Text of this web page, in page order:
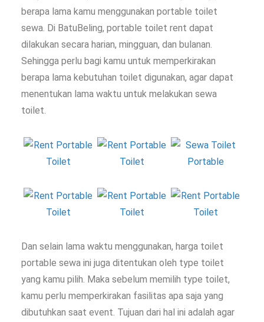
berapa lama kamu menggunakan portable toilet
sewa. Di BatuBeling, portable toilet rent dapat
dilakukan secara harian, mingguan, dan bulanan.
Sehingga perlu bagi kamu untuk memperkirakan
berapa lama kebutuhan toilet digunakan, agar dapat
menentukan lama waktu untuk melakukan sewa
toilet.
Dan selain lama waktu menggunakan, harga toilet
portable sewa ini juga ditentukan oleh type toilet
yang kamu pilih. Maka sebelum memilih type toilet,
kamu perlu memperkirakan fasilitas apa saja yang
dibutuhkan saat event. Tujuan dari hal ini adalah agar